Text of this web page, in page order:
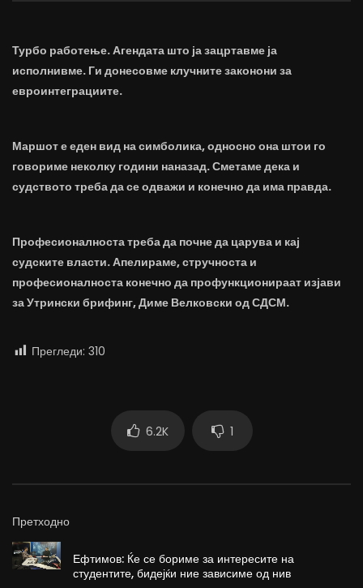
Турбо работење. Агендата што ја зацртавме ја
исполнивме. Ги донесовме клучните законони за
евроинтеграциите.
Маршот е еден вид на симболика, односно она штои го
говориме неколку години наназад. Сметаме дека и
судството треба да се одважи и конечно да има правда.
Професионалноста треба да почне да царува и кај
судските власти. Апелираме, стручноста и
професионалноста конечно да профункционираат изјави
за Утрински брифинг, Диме Велковски од СДСМ.
Прегледи: 310
6.2K 1
Претходно
Ефтимов: Ќе се бориме за интересите на
студентите, бидејќи ние зависиме од нив